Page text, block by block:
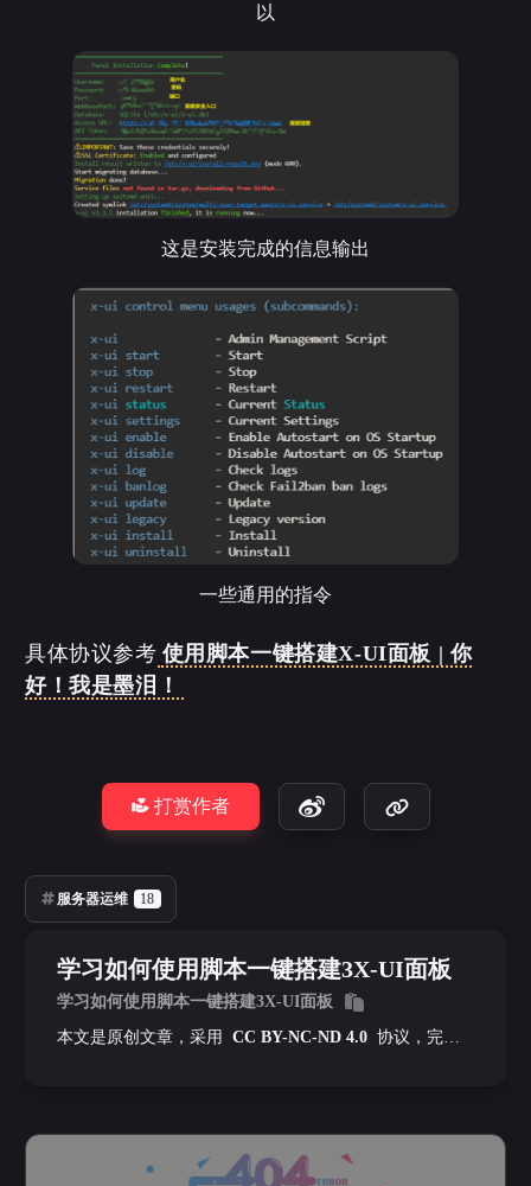
以
这是安装完成的信息输出
一些通用的指令
具体协议参考 使用脚本一键搭建X-UI面板 | 你
好！我是墨泪！
打赏作者
服务器运维 18
学习如何使用脚本一键搭建3X-UI面板
学习如何使用脚本一键搭建3X-UI面板
本文是原创文章，采用
CC BY-NC-ND 4.0 协议，完整